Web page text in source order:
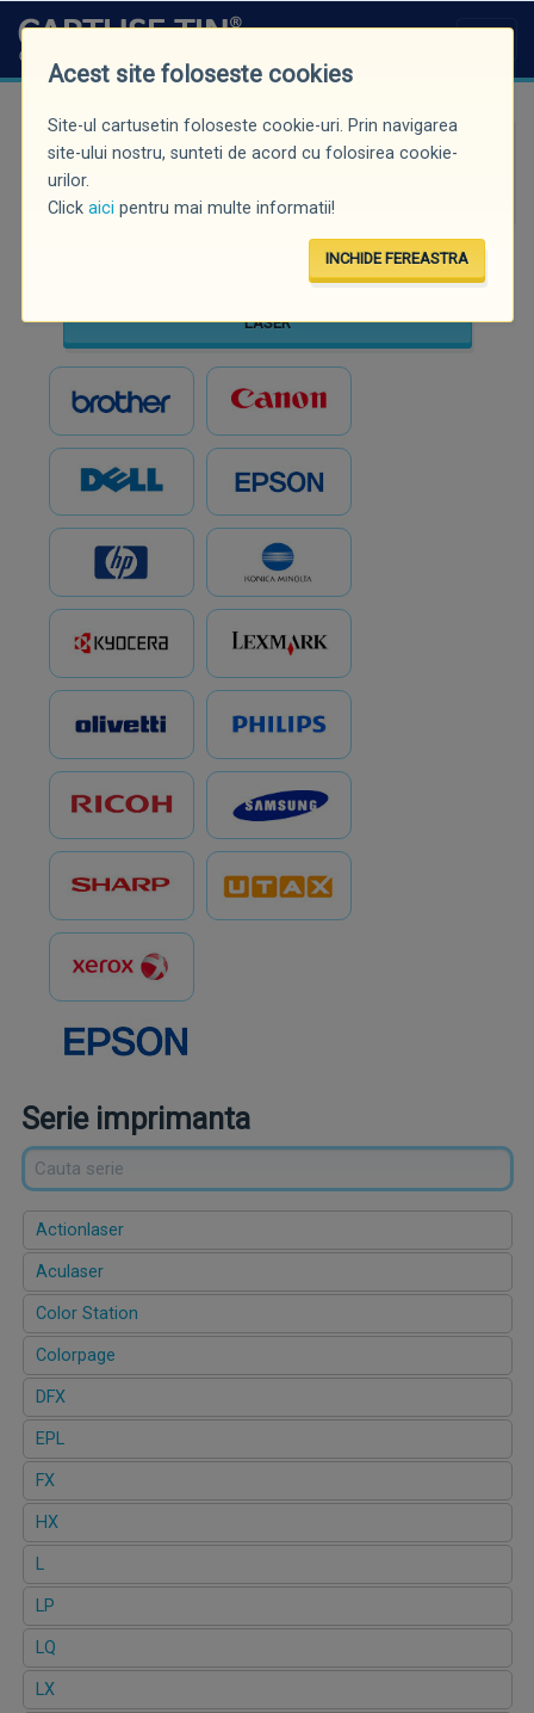
Căutare rapidă (minim 3 caractere)
LASER
Serie imprimanta
Actionlaser
Aculaser
Color Station
Colorpage
DFX
EPL
FX
HX
L
LP
LQ
LX
Acest site foloseste cookies
Site-ul cartusetin foloseste cookie-uri. Prin navigarea
site-ului nostru, sunteti de acord cu folosirea cookie-
urilor.
Clickaici pentru mai multe informatii!
INCHIDE FEREASTRA